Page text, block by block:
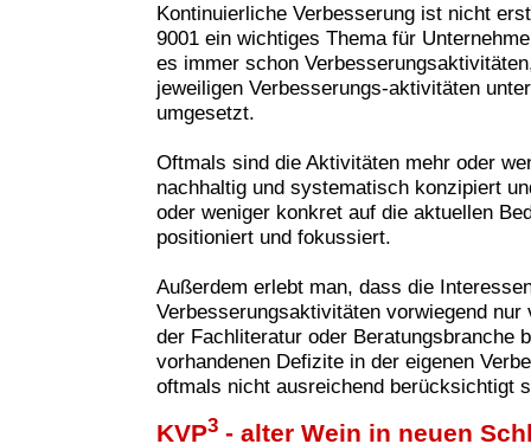
Kontinuierliche Verbesserung ist nicht
9001 ein wichtiges Thema für
es immer schon
jeweiligen Verbesserungs-aktivitäten
umgesetzt.
Oftmals sind die Aktivitäten mehr oder
nachhaltig und systematisch konzipiert
oder weniger konkret auf die aktuellen
positioniert und fokussiert.
Außerdem erlebt man, dass die
Verbesserungsaktivitäten vorwiegend nur
der Fachliteratur oder Beratungsbranche
vorhandenen Defizite in der eigenen
oftmals nicht ausreichend berücksichtigt
KVP3 - alter Wein in neuen